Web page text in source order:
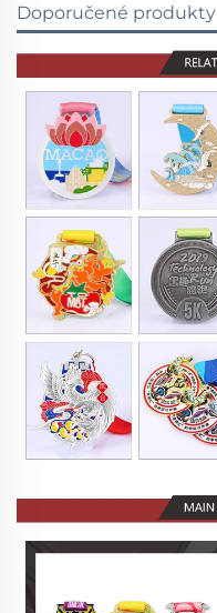
Doporučené produkty